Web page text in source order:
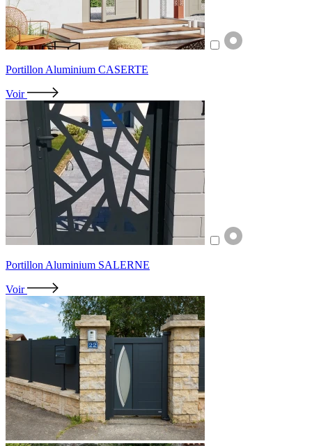
Portillon Aluminium CASERTE
Voir
Portillon Aluminium SALERNE
Voir